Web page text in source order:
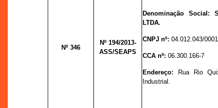
Nº 346
Nº 194/2013-
ASS/SEAPS
Denominação Social:
LTDA.
CNPJ nº:04.012.043/
CCA nº:06.300.166-7
Endereço:
Rua Rio
Industrial.